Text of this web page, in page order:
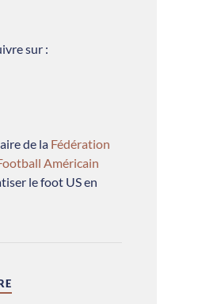
sur :
de la Fédération
Américain
le foot US en